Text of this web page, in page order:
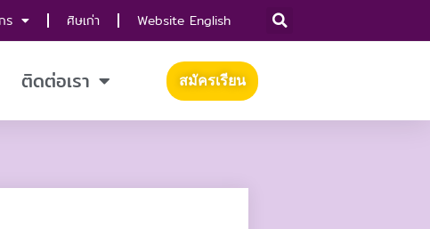
ร ศิษเก่า Website English
ติดต่อเรา สมัครเรียน